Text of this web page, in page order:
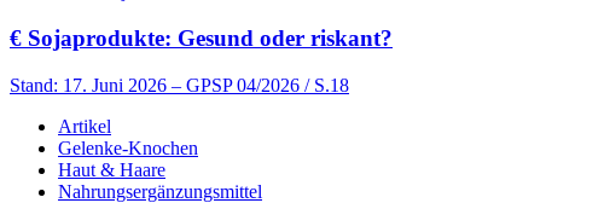
€ Sojaprodukte: Gesund oder riskant?
Stand: 17. Juni 2026 – GPSP 04/2026 / S.18
Artikel
Gelenke-Knochen
Haut & Haare
Nahrungsergänzungsmittel